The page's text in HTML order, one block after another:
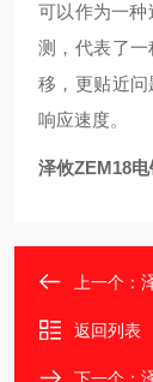
可以作为一种
测，代表了
移，更贴近
响应速度。
泽攸ZEM18
上一个：
返回列表